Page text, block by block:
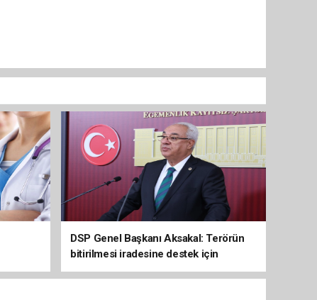
DSP Genel Başkanı Aksakal: Terörün
bitirilmesi iradesine destek için
imzalayacağım